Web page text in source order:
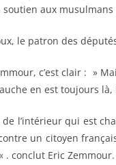
aux
le patron des
c’est clair : »
en est toujours
l’intérieur qui est
un citoyen
. conclut Eric Zemmour.